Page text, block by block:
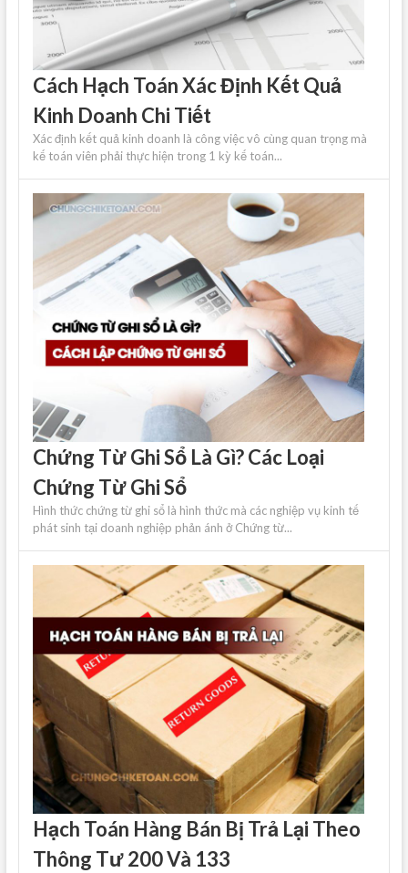
Cách Hạch Toán Xác Định Kết Quả
Kinh Doanh Chi Tiết
Xác định kết quả kinh doanh là công việc vô cùng quan trọng mà
kế toán viên phải thực hiện trong 1 kỳ kế toán...
Chứng Từ Ghi Sổ Là Gì? Các Loại
Chứng Từ Ghi Sổ
Hình thức chứng từ ghi sổ là hình thức mà các nghiệp vụ kinh tế
phát sinh tại doanh nghiệp phản ánh ở Chứng từ...
Hạch Toán Hàng Bán Bị Trả Lại Theo
Thông Tư 200 Và 133